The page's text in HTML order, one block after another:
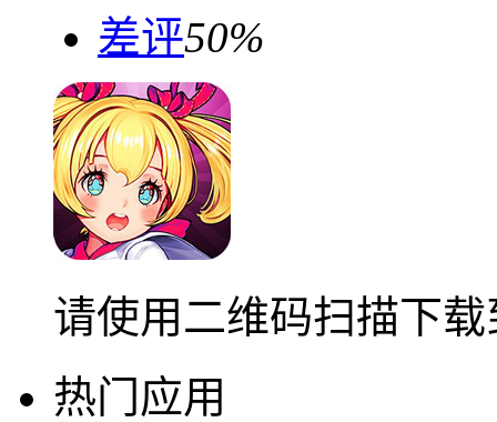
差评50%
请使用二维码扫描下
热门应用